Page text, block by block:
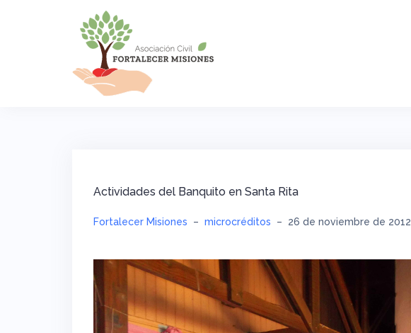
Actividades del Banquito en Santa Rita
Fortalecer Misiones – microcréditos – 26 de noviembre de 2012